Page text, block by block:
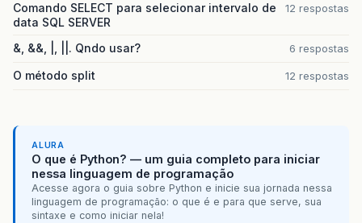
Comando SELECT para selecionar intervalo de
data SQL SERVER
12 respostas
&, &&, |, ||. Qndo usar? 6 respostas
O método split 12 respostas
ALURA
O que é Python? — um guia completo para iniciar
nessa linguagem de programação
Acesse agora o guia sobre Python e inicie sua jornada nessa
linguagem de programação: o que é e para que serve, sua
sintaxe e como iniciar nela!